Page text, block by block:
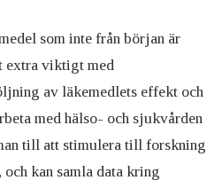
som inte från början är
extra viktigt med
av läkemedlets effekt och
med hälso- och sjukvården
till att stimulera till forskning
kan samla data kring